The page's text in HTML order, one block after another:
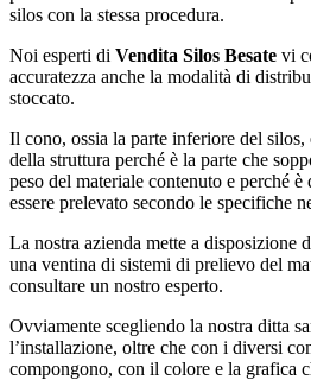
silos con la stessa procedura.
Noi esperti di Vendita Silos Besate vi
accuratezza anche la modalità di
stoccato.
Il cono, ossia la parte inferiore del
della struttura perché è la parte che
peso del materiale contenuto e perché
essere prelevato secondo le specifiche
La nostra azienda mette a disposizione
una ventina di sistemi di prelievo del
consultare un nostro esperto.
Ovviamente scegliendo la nostra ditta
l’installazione, oltre che con i diversi
compongono, con il colore e la grafica